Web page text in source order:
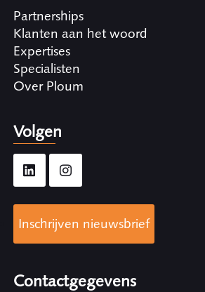
Partnerships
Klanten aan het woord
Expertises
Specialisten
Over Ploum
Volgen
Inschrijven nieuwsbrief
Contactgegevens